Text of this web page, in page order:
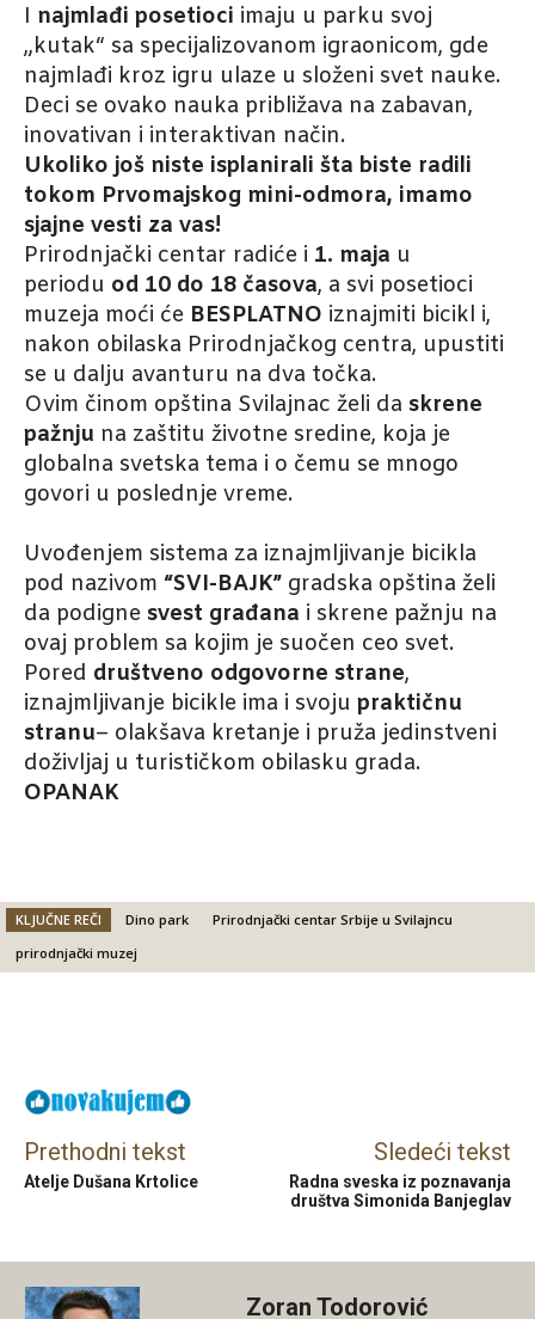
I najmlađi posetioci imaju u parku svoj
„kutak“ sa specijalizovanom igraonicom, gde
najmlađi kroz igru ulaze u složeni svet nauke.
Deci se ovako nauka približava na zabavan,
inovativan i interaktivan način.
Ukoliko još niste isplanirali šta biste radili
tokom Prvomajskog mini-odmora, imamo
sjajne vesti za vas!
Prirodnjački centar radiće i 1. maja u
periodu od 10 do 18 časova, a svi posetioci
muzeja moći će BESPLATNO iznajmiti bicikl i,
nakon obilaska Prirodnjačkog centra, upustiti
se u dalju avanturu na dva točka.
Ovim činom opština Svilajnac želi da skrene
pažnju na zaštitu životne sredine, koja je
globalna svetska tema i o čemu se mnogo
govori u poslednje vreme.
Uvođenjem sistema za iznajmljivanje bicikla
pod nazivom “SVI-BAJK” gradska opština želi
da podigne svest građana i skrene pažnju na
ovaj problem sa kojim je suočen ceo svet.
Pored društveno odgovorne strane,
iznajmljivanje bicikle ima i svoju praktičnu
stranu– olakšava kretanje i pruža jedinstveni
doživljaj u turističkom obilasku grada.
OPANAK
KLJUČNE REČI Dino park
Prirodnjački centar Srbije u Svilajncu
prirodnjački muzej
Prethodni tekst
Atelje Dušana Krtolice
Sledeći tekst
Radna sveska iz poznavanja
društva Simonida Banjeglav
Zoran Todorović